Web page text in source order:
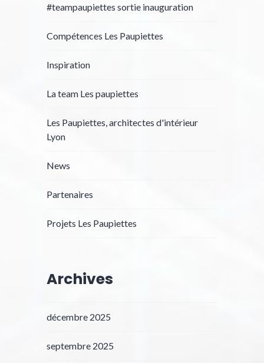
#teampaupiettes sortie inauguration
Compétences Les Paupiettes
Inspiration
La team Les paupiettes
Les Paupiettes, architectes d'intérieur
Lyon
News
Partenaires
Projets Les Paupiettes
Archives
décembre 2025
septembre 2025